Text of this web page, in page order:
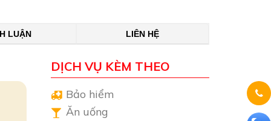
LUẬN LIÊN HỆ
DỊCH VỤ KÈM THEO
Bảo hiểm
Ăn uống